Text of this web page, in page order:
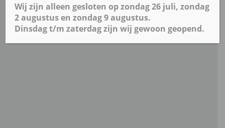
Wij zijn alleen gesloten op zondag 26 juli, zondag
2 augustus en zondag 9 augustus.
Dinsdag t/m zaterdag zijn wij gewoon geopend.